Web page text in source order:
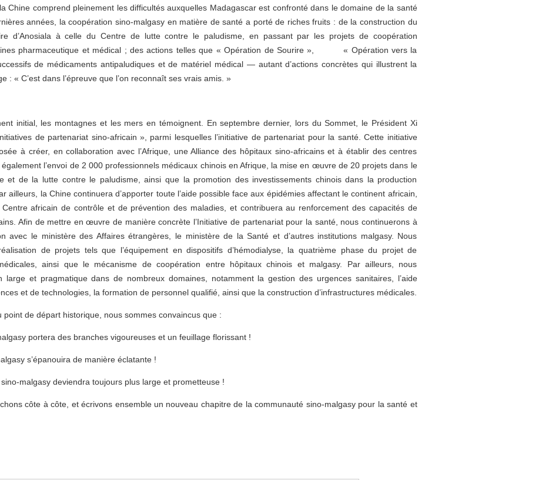
Chine comprend pleinement les difficultés auxquelles Madagascar est confronté dans le domaine de la santé
années, la coopération sino-malgasy en matière de santé a porté de riches fruits : de la construction du
d’Anosiala à celle du Centre de lutte contre le paludisme, en passant par les projets de coopération
pharmaceutique et médical ; des actions telles que « Opération de Sourire », « Opération vers la
de médicaments antipaludiques et de matériel médical — autant d’actions concrètes qui illustrent la
: « C’est dans l’épreuve que l’on reconnaît ses vrais amis. »
initial, les montagnes et les mers en témoignent. En septembre dernier, lors du Sommet, le Président Xi
de partenariat sino-africain », parmi lesquelles l’initiative de partenariat pour la santé. Cette initiative
à créer, en collaboration avec l’Afrique, une Alliance des hôpitaux sino-africains et à établir des centres
l’envoi de 2 000 professionnels médicaux chinois en Afrique, la mise en œuvre de 20 projets dans le
et de la lutte contre le paludisme, ainsi que la promotion des investissements chinois dans la production
ailleurs, la Chine continuera d’apporter toute l’aide possible face aux épidémies affectant le continent africain,
africain de contrôle et de prévention des maladies, et contribuera au renforcement des capacités de
Afin de mettre en œuvre de manière concrète l’Initiative de partenariat pour la santé, nous continuerons à
avec le ministère des Affaires étrangères, le ministère de la Santé et d’autres institutions malgasy. Nous
de projets tels que l’équipement en dispositifs d’hémodialyse, la quatrième phase du projet de
ainsi que le mécanisme de coopération entre hôpitaux chinois et malgasy. Par ailleurs, nous
large et pragmatique dans de nombreux domaines, notamment la gestion des urgences sanitaires, l’aide
et de technologies, la formation de personnel qualifié, ainsi que la construction d’infrastructures médicales.
point de départ historique, nous sommes convaincus que :
portera des branches vigoureuses et un feuillage florissant !
s’épanouira de manière éclatante !
malgasy deviendra toujours plus large et prometteuse !
côte à côte, et écrivons ensemble un nouveau chapitre de la communauté sino-malgasy pour la santé et